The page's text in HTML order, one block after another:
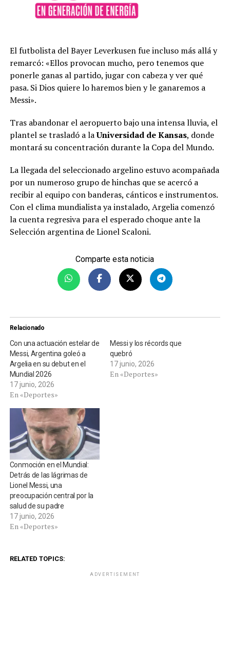
El futbolista del Bayer Leverkusen fue incluso más allá y
remarcó: «Ellos provocan mucho, pero tenemos que
ponerle ganas al partido, jugar con cabeza y ver qué
pasa. Si Dios quiere lo haremos bien y le ganaremos a
Messi».
Tras abandonar el aeropuerto bajo una intensa lluvia, el
plantel se trasladó a laUniversidad de Kansas, donde
montará su concentración durante la Copa del Mundo.
La llegada del seleccionado argelino estuvo acompañada
por un numeroso grupo de hinchas que se acercó a
recibir al equipo con banderas, cánticos e instrumentos.
Con el clima mundialista ya instalado, Argelia comenzó
la cuenta regresiva para el esperado choque ante la
Selección argentina de Lionel Scaloni.
Comparte esta noticia
Relacionado
Con una actuación estelar de
Messi, Argentina goleó a
Argelia en su debut en el
Mundial 2026
17 junio, 2026
En «Deportes»
Messi y los récords que
quebró
17 junio, 2026
En «Deportes»
Conmoción en el Mundial:
Detrás de las lágrimas de
Lionel Messi, una
preocupación central por la
salud de su padre
17 junio, 2026
En «Deportes»
RELATED TOPICS:
ADVERTISEMENT